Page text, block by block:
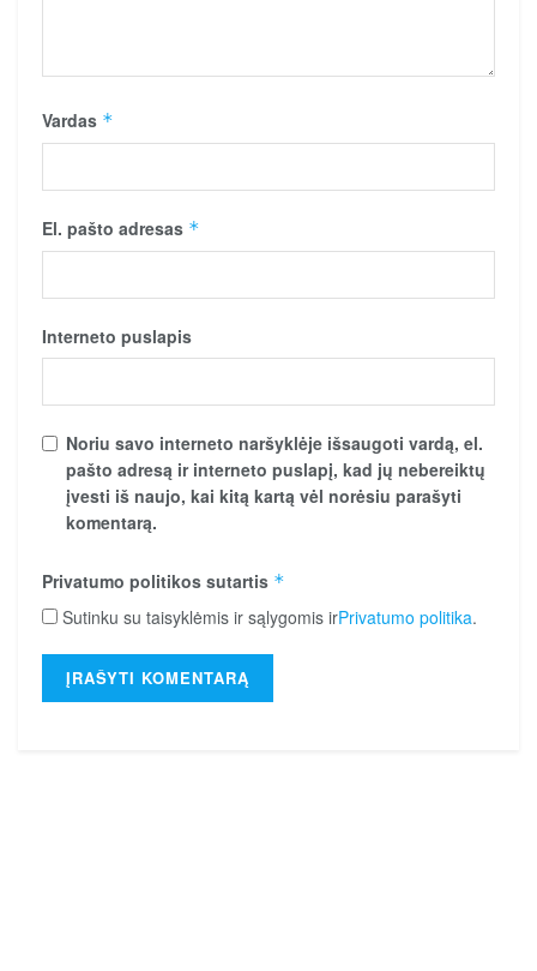
Vardas *
El. pašto adresas *
Interneto puslapis
Noriu savo interneto naršyklėje išsaugoti vardą, el.
pašto adresą ir interneto puslapį, kad jų nebereiktų
įvesti iš naujo, kai kitą kartą vėl norėsiu parašyti
komentarą.
Privatumo politikos sutartis *
Sutinku su taisyklėmis ir sąlygomis irPrivatumo politika.